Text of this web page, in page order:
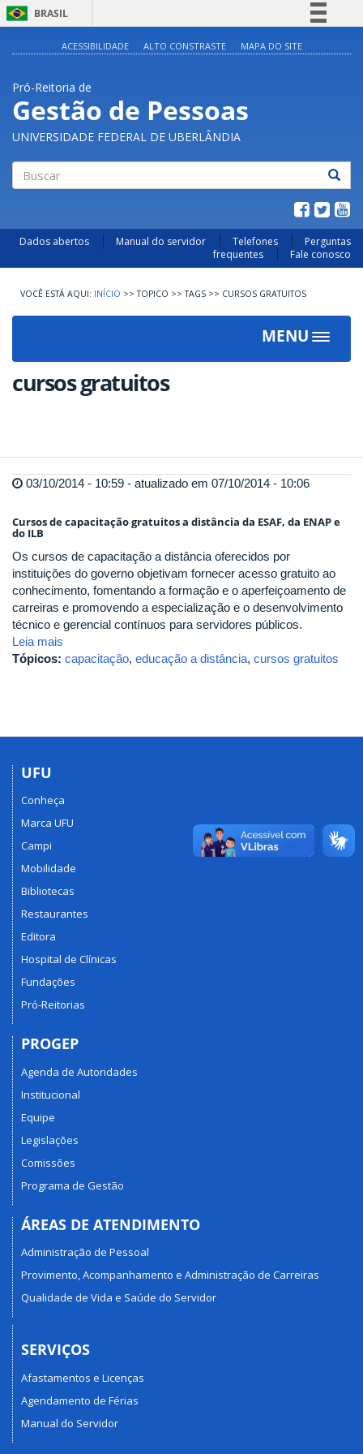
BRASIL
Acesso à informação
Legislação
Canais
ACESSIBILIDADE ALTO CONSTRASTE MAPA DO SITE
Pró-Reitoria de
Gestão de Pessoas
UNIVERSIDADE FEDERAL DE UBERLÂNDIA
Dados abertos Manual do servidor Telefones
Perguntas
frequentes
Fale conosco
INÍCIO >> TOPICO >> TAGS >> CURSOS GRATUITOS
MENU
Toggle
cursos gratuitos
03/10/2014 - 10:59 - atualizado em 07/10/2014 - 10:06
Cursos de capacitação gratuitos a distância da ESAF, da ENAP e
do ILB
Os cursos de capacitação a distância oferecidos por
instituições do governo objetivam fornecer acesso gratuito ao
conhecimento, fomentando a formação e o aperfeiçoamento de
carreiras e promovendo a especialização e o desenvolvimento
técnico e gerencial contínuos para servidores públicos.
Leia mais
Tópicos: capacitação, educação a distância, cursos gratuitos
UFU
Conheça
Marca UFU
Campi
Mobilidade
Bibliotecas
Restaurantes
Editora
Hospital de Clínicas
Fundações
Pró-Reitorias
PROGEP
Agenda de Autoridades
Institucional
Equipe
Legislações
Comissões
Programa de Gestão
ÁREAS DE ATENDIMENTO
Administração de Pessoal
Provimento, Acompanhamento e Administração de Carreiras
Qualidade de Vida e Saúde do Servidor
SERVIÇOS
Afastamentos e Licenças
Agendamento de Férias
Manual do Servidor